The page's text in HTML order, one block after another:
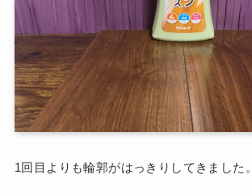
1回目よりも輪郭がはっきりしてきました。